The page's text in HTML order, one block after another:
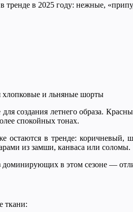
тренде в 2025 году: нежные,
хлопковые и льняные шорты
создания летнего образа.
спокойных тонах.
остаются в тренде:
из замши, канваса или соломы.
в этом сезоне —
ткани: